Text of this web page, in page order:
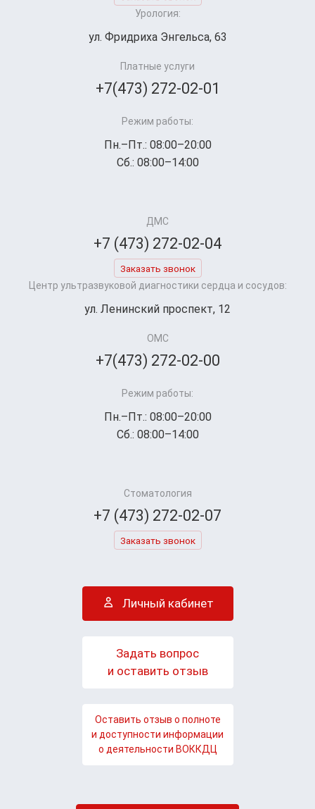
Урология:
ул. Фридриха Энгельса, 63
Платные услуги
+7(473) 272-02-01
Режим работы:
Пн.–Пт.: 08:00–20:00
Сб.: 08:00–14:00
ДМС
+7 (473) 272-02-04
Заказать звонок
Центр ультразвуковой диагностики сердца и сосудов:
ул. Ленинский проспект, 12
ОМС
+7(473) 272-02-00
Режим работы:
Пн.–Пт.: 08:00–20:00
Сб.: 08:00–14:00
Стоматология
+7 (473) 272-02-07
Заказать звонок
Личный кабинет
Задать вопрос
и оставить отзыв
Оставить отзыв о полноте
и доступности информации
о деятельности ВОККДЦ